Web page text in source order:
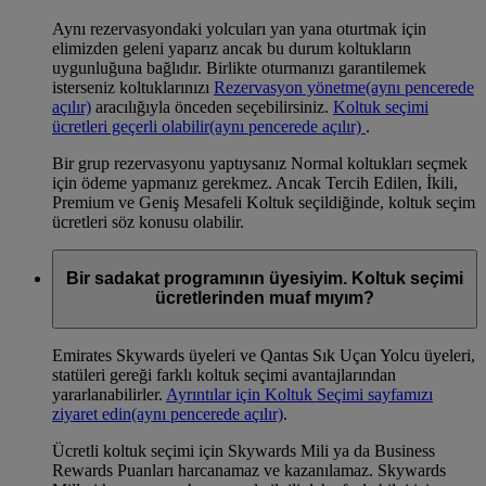
Aynı rezervasyondaki yolcuları yan yana oturtmak için
elimizden geleni yaparız ancak bu durum koltukların
uygunluğuna bağlıdır. Birlikte oturmanızı garantilemek
isterseniz koltuklarınızı Rezervasyon yönetme(aynı pencerede
açılır) aracılığıyla önceden seçebilirsiniz. Koltuk seçimi
ücretleri geçerli olabilir(aynı pencerede açılır) .
Bir grup rezervasyonu yaptıysanız Normal koltukları seçmek
için ödeme yapmanız gerekmez. Ancak Tercih Edilen, İkili,
Premium ve Geniş Mesafeli Koltuk seçildiğinde, koltuk seçim
ücretleri söz konusu olabilir.
Bir sadakat programının üyesiyim. Koltuk seçimi
ücretlerinden muaf mıyım?
Emirates Skywards üyeleri ve Qantas Sık Uçan Yolcu üyeleri,
statüleri gereği farklı koltuk seçimi avantajlarından
yararlanabilirler. Ayrıntılar için Koltuk Seçimi sayfamızı
ziyaret edin(aynı pencerede açılır).
Ücretli koltuk seçimi için Skywards Mili ya da Business
Rewards Puanları harcanamaz ve kazanılamaz. Skywards